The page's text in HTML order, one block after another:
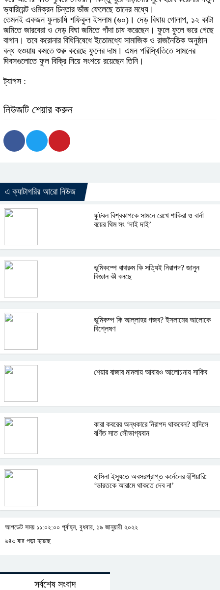
ভ্যারিয়েন্ট ওমিক্রন চিন্তার ভাঁজ ফেলেছে তাদের মধ্যে।
তেমনই একজন ফুলচাষি শফিকুল ইসলাম (৬০)। দেড় বিঘায় গোলাপ, ১২ কাটা
জমিতে জারবেরা ও দেড় বিঘা জমিতে গাঁদা চাষ করেছেন। ফুলে ফুলে ভরে গেছে
বাগান। তবে করোনার বিধিনিষেধে ইতোমধ্যে সামাজিক ও রাজনৈতিক অনুষ্ঠান
বন্ধ হওয়ায় কমতে শুরু করেছে ফুলের দাম। এমন পরিস্থিতিতে সামনের
দিবসগুলোতে ফুল বিক্রি নিয়ে সংশয়ে রয়েছেন তিনি।
ট্যাগস :
নিউজটি শেয়ার করুন
এ ক্যাটাগরির আরো নিউজ
ফুটবল বিশ্বকাপকে সামনে রেখে শাকিরা ও বার্না
বয়ের থিম সং ‘দাই দাই’
ভূমিকম্পে বাথরুম কি সত্যিই নিরাপদ? জানুন
বিজ্ঞান কী বলছে
ভূমিকম্প কি আল্লাহর গজব? ইসলামের আলোকে
বিশ্লেষণ
শেয়ার বাজার মামলায় আবারও আলোচনায় সাকিব
কারা কবরের অন্ধকারে নিরাপদ থাকবেন? হাদিসে
বর্ণিত সাত সৌভাগ্যবান
হাসিনা ইস্যুতে অবসরপ্রাপ্ত কর্নেলের হুঁশিয়ারি:
‘ভারতকে আরামে থাকতে দেব না’
আপডেট সময় ১১:০২:০০ পূর্বাহ্ন, বুধবার, ১৯ জানুয়ারী ২০২২
৬৪৩ বার পড়া হয়েছে
সর্বশেষ সংবাদ